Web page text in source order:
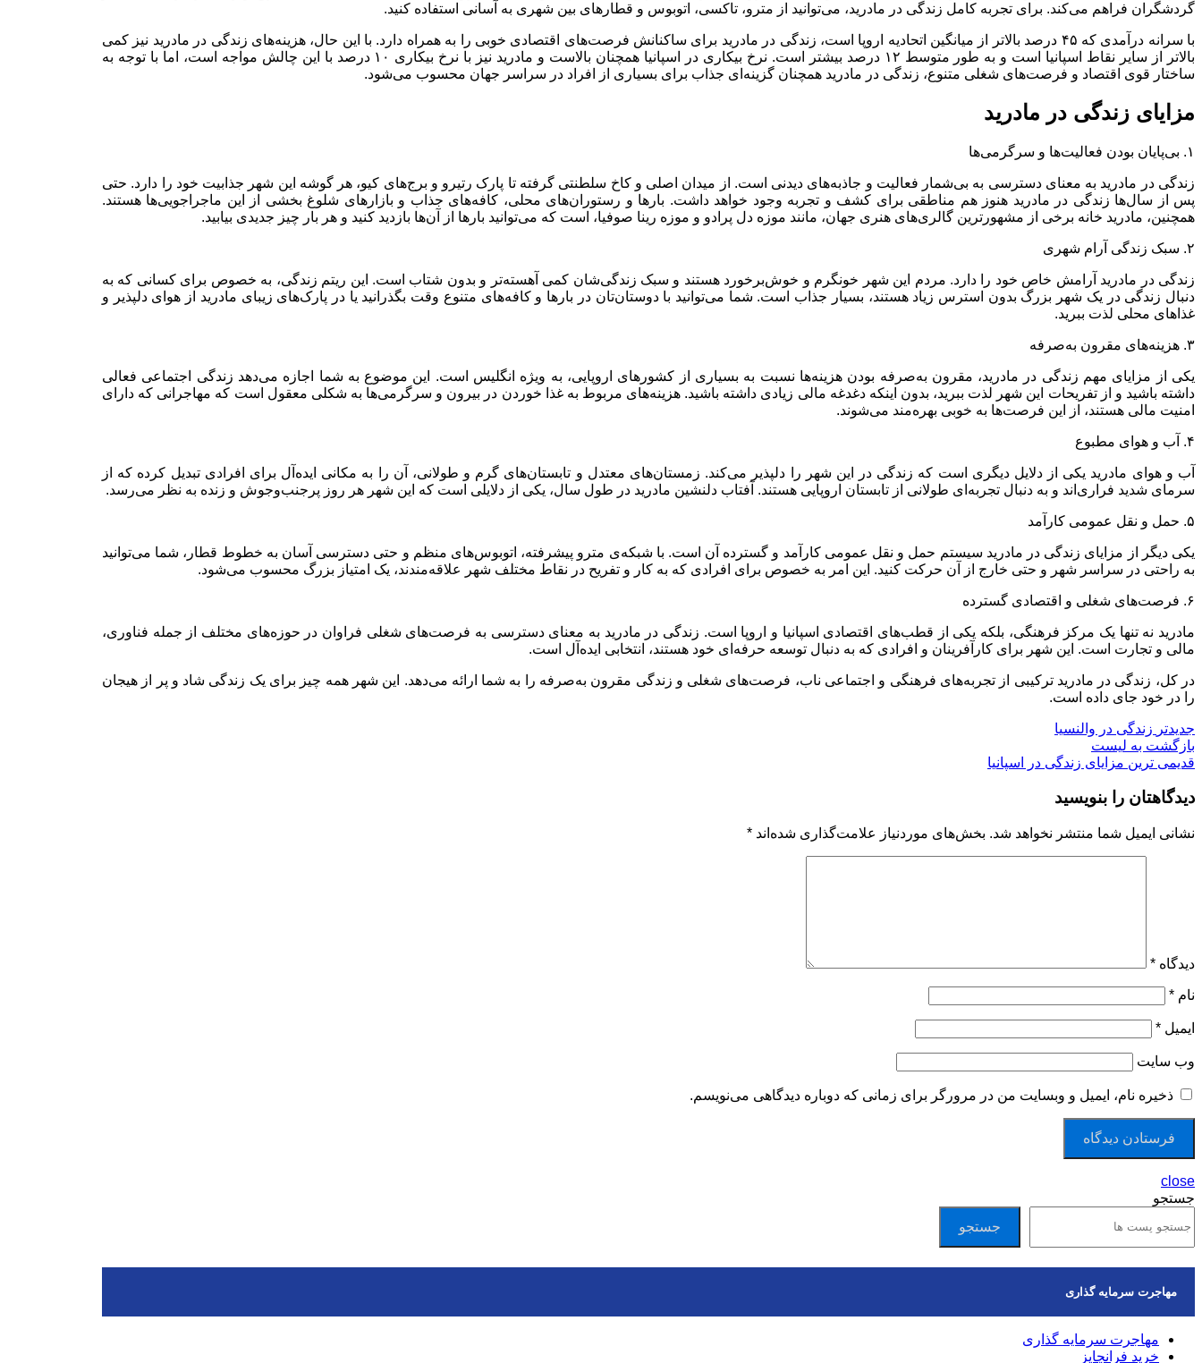
گردشگران فراهم می‌کند. برای تجربه کامل زندگی در مادرید، می‌توانید از مترو، تاکسی، اتوبوس و قطارهای بین شهری به آسانی استفاده کنید.
با سرانه درآمدی که ۴۵ درصد بالاتر از میانگین اتحادیه اروپا است، زندگی در مادرید برای ساکنانش فرصت‌های اقتصادی خوبی را به همراه دارد. با این حال، هزینه‌های زندگی در مادرید نیز کمی
بالاتر از سایر نقاط اسپانیا است و به طور متوسط ۱۲ درصد بیشتر است. نرخ بیکاری در اسپانیا همچنان بالاست و مادرید نیز با نرخ بیکاری ۱۰ درصد با این چالش مواجه است، اما با توجه به
ساختار قوی اقتصاد و فرصت‌های شغلی متنوع، زندگی در مادرید همچنان گزینه‌ای جذاب برای بسیاری از افراد در سراسر جهان محسوب می‌شود.
مزایای زندگی در مادرید
۱. بی‌پایان بودن فعالیت‌ها و سرگرمی‌ها
زندگی در مادرید به معنای دسترسی به بی‌شمار فعالیت و جاذبه‌های دیدنی است. از میدان اصلی و کاخ سلطنتی گرفته تا پارک رتیرو و برج‌های کیو، هر گوشه این شهر جذابیت خود را دارد. حتی
پس از سال‌ها زندگی در مادرید هنوز هم مناطقی برای کشف و تجربه وجود خواهد داشت. بارها و رستوران‌های محلی، کافه‌های جذاب و بازارهای شلوغ بخشی از این ماجراجویی‌ها هستند.
همچنین، مادرید خانه برخی از مشهورترین گالری‌های هنری جهان، مانند موزه دل پرادو و موزه رینا صوفیا، است که می‌توانید بارها از آن‌ها بازدید کنید و هر بار چیز جدیدی بیابید.
۲. سبک زندگی آرام شهری
زندگی در مادرید آرامش خاص خود را دارد. مردم این شهر خونگرم و خوش‌برخورد هستند و سبک زندگی‌شان کمی آهسته‌تر و بدون شتاب است. این ریتم زندگی، به خصوص برای کسانی که به
دنبال زندگی در یک شهر بزرگ بدون استرس زیاد هستند، بسیار جذاب است. شما می‌توانید با دوستان‌تان در بارها و کافه‌های متنوع وقت بگذرانید یا در پارک‌های زیبای مادرید از هوای دلپذیر و
غذاهای محلی لذت ببرید.
۳. هزینه‌های مقرون به‌صرفه
یکی از مزایای مهم زندگی در مادرید، مقرون به‌صرفه بودن هزینه‌ها نسبت به بسیاری از کشورهای اروپایی، به ویژه انگلیس است. این موضوع به شما اجازه می‌دهد زندگی اجتماعی فعالی
داشته باشید و از تفریحات این شهر لذت ببرید، بدون اینکه دغدغه مالی زیادی داشته باشید. هزینه‌های مربوط به غذا خوردن در بیرون و سرگرمی‌ها به شکلی معقول است که مهاجرانی که دارای
امنیت مالی هستند، از این فرصت‌ها به خوبی بهره‌مند می‌شوند.
۴. آب و هوای مطبوع
آب و هوای مادرید یکی از دلایل دیگری است که زندگی در این شهر را دلپذیر می‌کند. زمستان‌های معتدل و تابستان‌های گرم و طولانی، آن را به مکانی ایده‌آل برای افرادی تبدیل کرده که از
سرمای شدید فراری‌اند و به دنبال تجربه‌ای طولانی از تابستان اروپایی هستند. آفتاب دلنشین مادرید در طول سال، یکی از دلایلی است که این شهر هر روز پرجنب‌وجوش و زنده به نظر می‌رسد.
۵. حمل و نقل عمومی کارآمد
یکی دیگر از مزایای زندگی در مادرید سیستم حمل و نقل عمومی کارآمد و گسترده آن است. با شبکه‌ی مترو پیشرفته، اتوبوس‌های منظم و حتی دسترسی آسان به خطوط قطار، شما می‌توانید
به راحتی در سراسر شهر و حتی خارج از آن حرکت کنید. این امر به خصوص برای افرادی که به کار و تفریح در نقاط مختلف شهر علاقه‌مندند، یک امتیاز بزرگ محسوب می‌شود.
۶. فرصت‌های شغلی و اقتصادی گسترده
مادرید نه تنها یک مرکز فرهنگی، بلکه یکی از قطب‌های اقتصادی اسپانیا و اروپا است. زندگی در مادرید به معنای دسترسی به فرصت‌های شغلی فراوان در حوزه‌های مختلف از جمله فناوری،
مالی و تجارت است. این شهر برای کارآفرینان و افرادی که به دنبال توسعه حرفه‌ای خود هستند، انتخابی ایده‌آل است.
در کل، زندگی در مادرید ترکیبی از تجربه‌های فرهنگی و اجتماعی ناب، فرصت‌های شغلی و زندگی مقرون به‌صرفه را به شما ارائه می‌دهد. این شهر همه چیز برای یک زندگی شاد و پر از هیجان
را در خود جای داده است.
جدیدتر زندگی در والنسیا
بازگشت به لیست
قدیمی ترین مزایای زندگی در اسپانیا
دیدگاهتان را بنویسید
نشانی ایمیل شما منتشر نخواهد شد. بخش‌های موردنیاز علامت‌گذاری شده‌اند *
دیدگاه *
نام *
ایمیل *
وب‌ سایت
ذخیره نام، ایمیل و وبسایت من در مرورگر برای زمانی که دوباره دیدگاهی می‌نویسم.
close
جستجو
جستجو
مهاجرت سرمایه گذاری
مهاجرت سرمایه گذاری
خرید فرانچایز